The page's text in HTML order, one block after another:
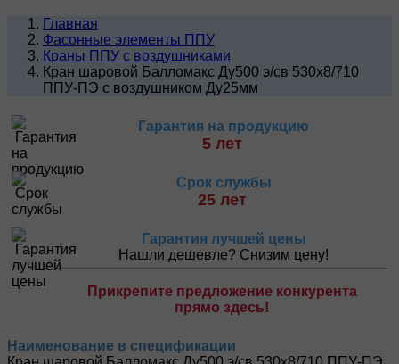
Главная
Фасонные элементы ППУ
Краны ППУ с воздушниками
Кран шаровой Балломакс Ду500 э/св 530х8/710
ППУ-ПЭ с воздушником Ду25мм
Гарантия на продукцию
5 лет
Срок службы
25 лет
Гарантия лучшей цены
Нашли дешевле? Снизим цену!
Прикрепите предложение конкурента
прямо здесь!
Наименование в спецификации